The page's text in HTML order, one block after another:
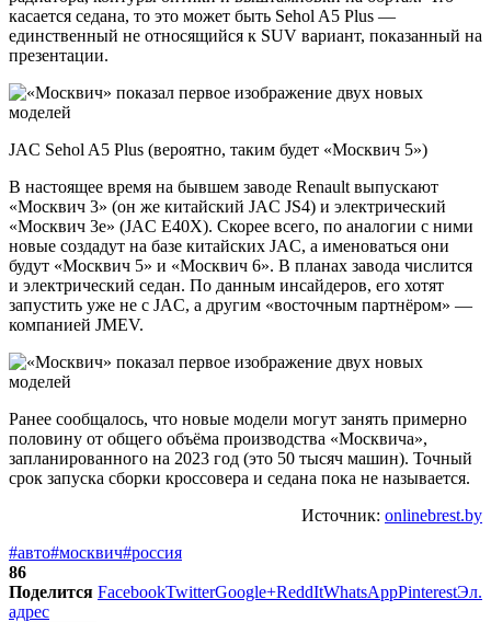
касается седана, то это может быть Sehol A5 Plus —
единственный не относящийся к SUV вариант, показанный на
презентации.
JAC Sehol A5 Plus (вероятно, таким будет «Москвич 5»)
В настоящее время на бывшем заводе Renault выпускают
«Москвич 3» (он же китайский JAC JS4) и электрический
«Москвич 3e» (JAC E40X). Скорее всего, по аналогии с ними
новые создадут на базе китайских JAC, а именоваться они
будут «Москвич 5» и «Москвич 6». В планах завода числится
и электрический седан. По данным инсайдеров, его хотят
запустить уже не с JAC, а другим «восточным партнёром» —
компанией JMEV.
Ранее сообщалось, что новые модели могут занять примерно
половину от общего объёма производства «Москвича»,
запланированного на 2023 год (это 50 тысяч машин). Точный
срок запуска сборки кроссовера и седана пока не называется.
Источник: onlinebrest.by
#авто#москвич#россия
86
Поделится FacebookTwitterGoogle+ReddItWhatsAppPinterestЭл.
адрес